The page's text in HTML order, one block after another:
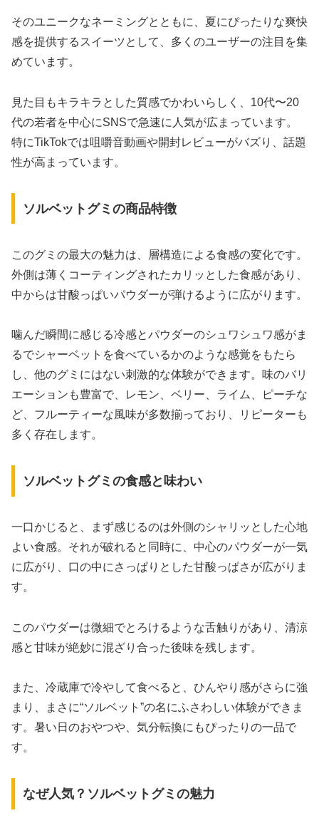
そのユニークなネーミングとともに、夏にぴったりな爽快
感を提供するスイーツとして、多くのユーザーの注目を集
めています。
見た目もキラキラとした質感でかわいらしく、10代〜20
代の若者を中心にSNSで急速に人気が広まっています。
特にTikTokでは咀嚼音動画や開封レビューがバズり、話題
性が高まっています。
ソルベットグミの商品特徴
このグミの最大の魅力は、層構造による食感の変化です。
外側は薄くコーティングされたカリッとした食感があり、
中からは甘酸っぱいパウダーが弾けるように広がります。
噛んだ瞬間に感じる冷感とパウダーのシュワシュワ感がま
るでシャーベットを食べているかのような感覚をもたら
し、他のグミにはない刺激的な体験ができます。味のバリ
エーションも豊富で、レモン、ベリー、ライム、ピーチな
ど、フルーティーな風味が多数揃っており、リピーターも
多く存在します。
ソルベットグミの食感と味わい
一口かじると、まず感じるのは外側のシャリッとした心地
よい食感。それが破れると同時に、中心のパウダーが一気
に広がり、口の中にさっぱりとした甘酸っぱさが広がりま
す。
このパウダーは微細でとろけるような舌触りがあり、清涼
感と甘味が絶妙に混ざり合った後味を残します。
また、冷蔵庫で冷やして食べると、ひんやり感がさらに強
まり、まさに“ソルベット”の名にふさわしい体験ができま
す。暑い日のおやつや、気分転換にもぴったりの一品で
す。
なぜ人気？ソルベットグミの魅力